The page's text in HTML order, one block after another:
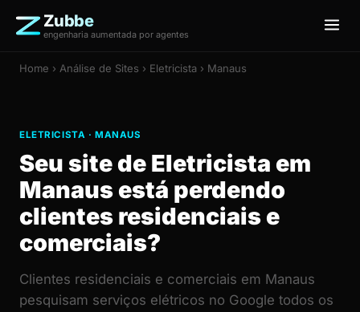
Zubbe
engenharia aumentada por agentes
Home › Análise de Sites › Eletricista › Manaus
ELETRICISTA · MANAUS
Seu site de Eletricista em
Manaus está perdendo
clientes residenciais e
comerciais?
Clientes residenciais e comerciais em Manaus
pesquisam serviços elétricos no Google todos os